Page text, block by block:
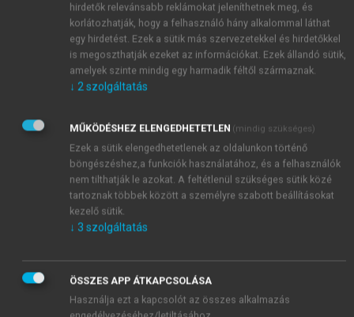
TARTALOMJEGYZÉK
hirdetők relevánsabb reklámokat jeleníthetnek meg, és
korlátozhatják, hogy a felhasználó hány alkalommal láthat
egy hirdetést. Ezek a sütik más szervezetekkel és hirdetőkkel
is megoszthatják ezeket az információkat. Ezek állandó sütik,
amelyek szinte mindig egy harmadik féltől származnak.
↓ 2szolgáltatás
MŰKÖDÉSHEZ ELENGEDHETETLEN (mindig szükséges)
Ezek a sütik elengedhetetlenek az oldalunkon történő
böngészéshez,a funkciók használatához, és a felhasználók
nem tilthatják le azokat. A feltétlenül szükséges sütik közé
tartoznak többek között a személyre szabott beállításokat
kezelő sütik.
↓ 3 szolgáltatás
ÖSSZES APP ÁTKAPCSOLÁSA
Használja ezt a kapcsolót az összes alkalmazás